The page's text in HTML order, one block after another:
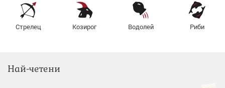
Стрелец Козирог Водолей Риби
Най-четени